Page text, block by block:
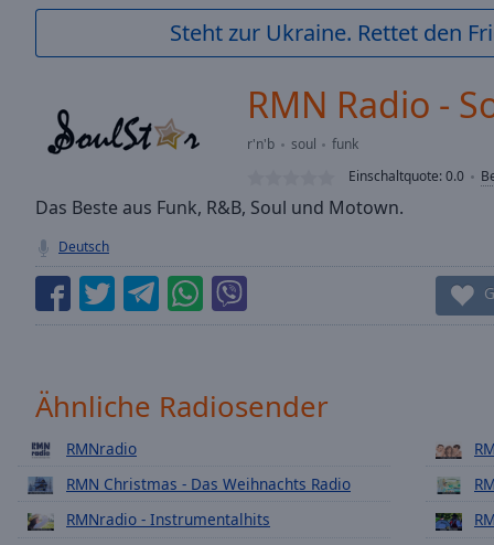
Current
Loaded:
TypeLIVE
live,
currently
behind
LIVE
Remaining
Playback
Rate
Steht zur Ukraine. Rettet den
RMN Radio -
r'n'b soul
funk
Einschaltquote:0.0
Das Beste aus Funk, R&B, Soul und Motown.
Deutsch
Ähnliche Radiosender
RMNradio
RMN Christmas - Das Weihnachts Radio
RMNradio - Instrumentalhits